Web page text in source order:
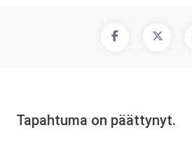
Tapahtuma on päättynyt.